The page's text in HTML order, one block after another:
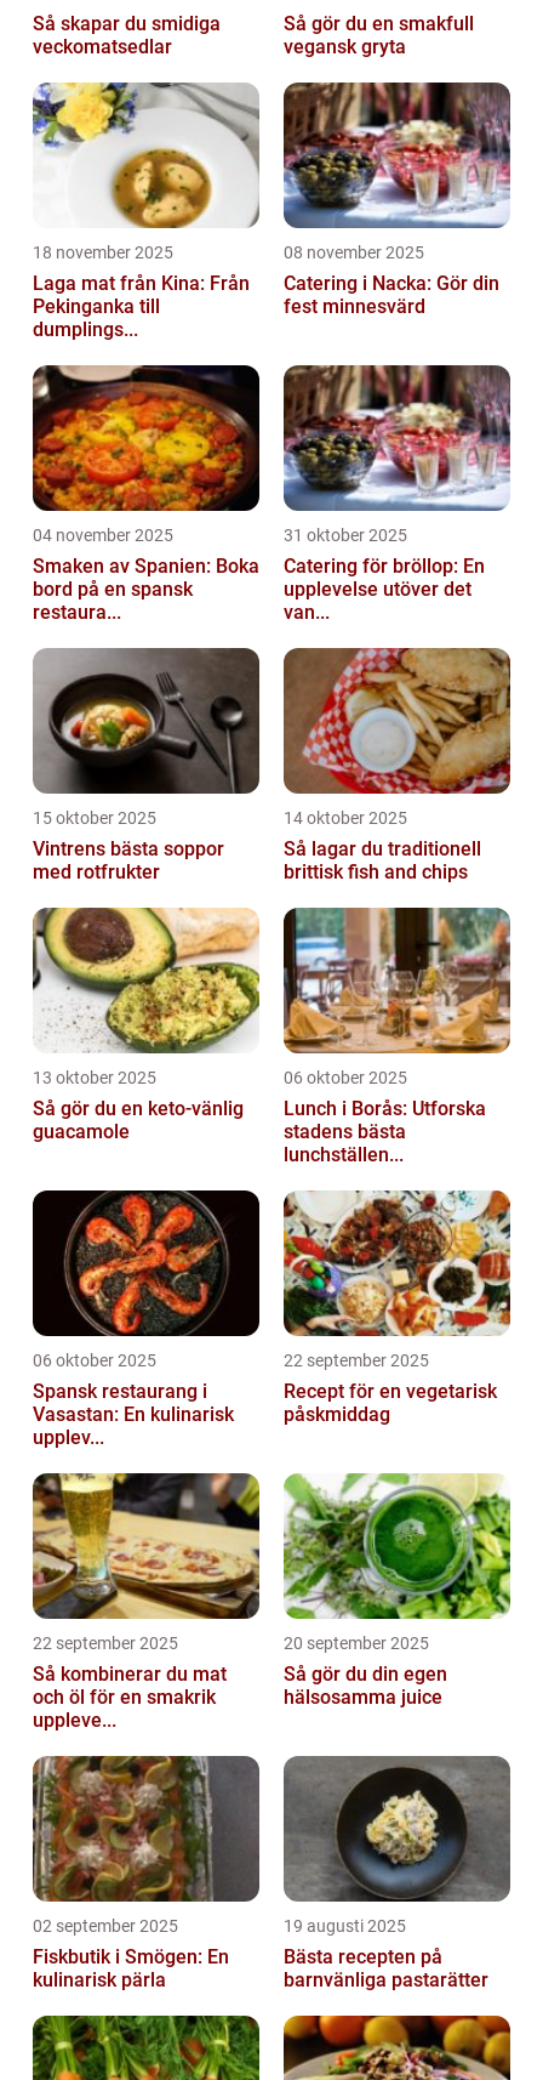
Så skapar du smidiga
veckomatsedlar
Så gör du en smakfull
vegansk gryta
18 november 2025
Laga mat från Kina: Från
Pekinganka till
dumplings...
08 november 2025
Catering i Nacka: Gör din
fest minnesvärd
04 november 2025
Smaken av Spanien: Boka
bord på en spansk
restaura...
31 oktober 2025
Catering för bröllop: En
upplevelse utöver det
van...
15 oktober 2025
Vintrens bästa soppor
med rotfrukter
14 oktober 2025
Så lagar du traditionell
brittisk fish and chips
13 oktober 2025
Så gör du en keto-vänlig
guacamole
06 oktober 2025
Lunch i Borås: Utforska
stadens bästa
lunchställen...
06 oktober 2025
Spansk restaurang i
Vasastan: En kulinarisk
upplev...
22 september 2025
Recept för en vegetarisk
påskmiddag
22 september 2025
Så kombinerar du mat
och öl för en smakrik
uppleve...
20 september 2025
Så gör du din egen
hälsosamma juice
02 september 2025
Fiskbutik i Smögen: En
kulinarisk pärla
19 augusti 2025
Bästa recepten på
barnvänliga pastarätter